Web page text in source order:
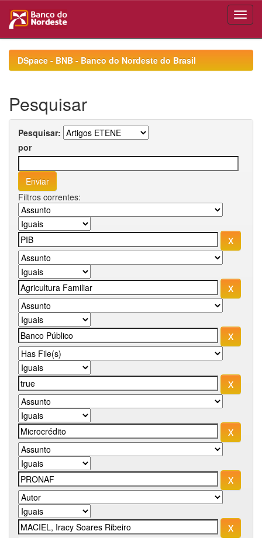
navigationDSpace - BNB - Banco do Nordeste do Brasil
Pesquisar
Pesquisar:
por
Filtros correntes: